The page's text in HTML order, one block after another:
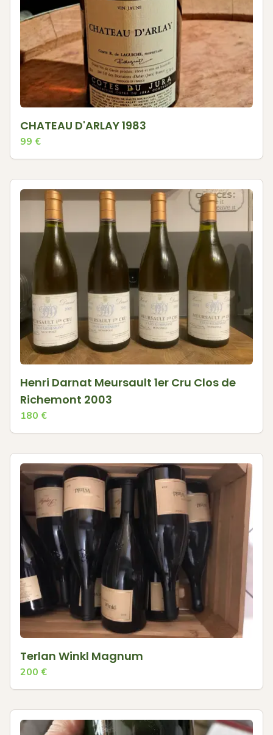
CHATEAU D'ARLAY 1983
99 €
Henri Darnat Meursault 1er Cru Clos de
Richemont 2003
180 €
Terlan Winkl Magnum
200 €